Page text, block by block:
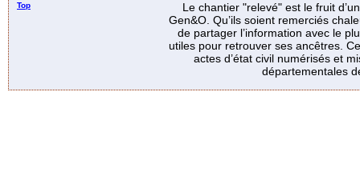
Top
Le chantier "relevé" est le fruit
Gen&O. Qu’ils soient remerciés
de partager l’information avec le
utiles pour retrouver ses ancêtres.
actes d’état civil numérisés et
départementales